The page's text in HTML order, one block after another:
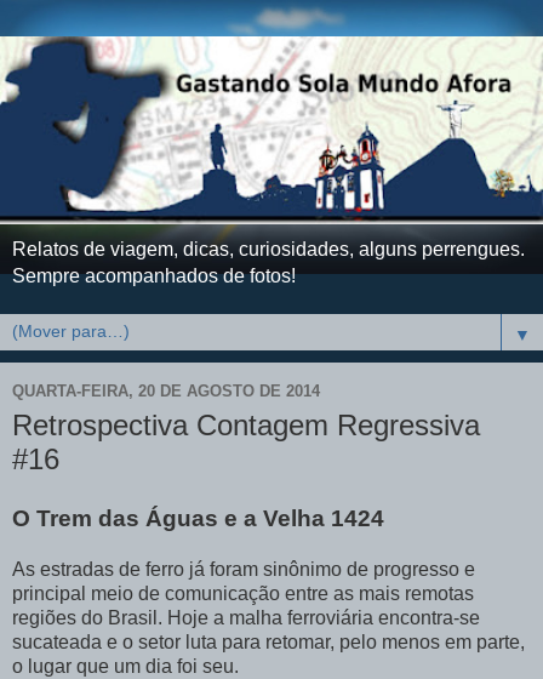
Relatos de viagem, dicas, curiosidades, alguns perrengues.
Sempre acompanhados de fotos!
▼
QUARTA-FEIRA, 20 DE AGOSTO DE 2014
Retrospectiva Contagem Regressiva
#16
O Trem das Águas e a Velha 1424
As estradas de ferro já foram sinônimo de progresso e
principal meio de comunicação entre as mais remotas
regiões do Brasil. Hoje a malha ferroviária encontra-se
sucateada e o setor luta para retomar, pelo menos em parte,
o lugar que um dia foi seu.